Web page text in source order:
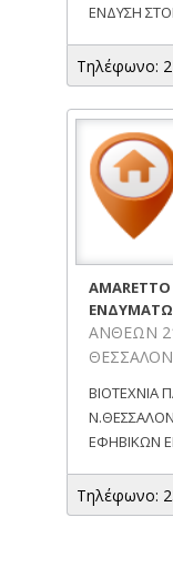
ΕΝΔΥΣΗ
Τηλέφωνο:
ΑΝΘΕΩΝ
ΒΙΟΤΕΧΝΙΑ
ΕΦΗΒΙΚΩΝ
Τηλέφωνο: